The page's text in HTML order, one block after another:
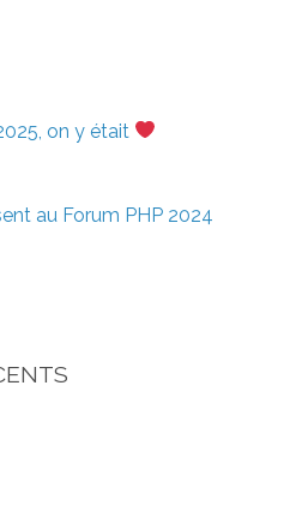
on y était
au Forum PHP 2024